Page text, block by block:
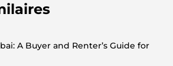
A Buyer and Renter’s Guide for